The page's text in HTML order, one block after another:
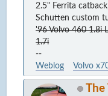
2.5" Ferrita
Schutten custom
'96 Volvo 460 1.8i
1.7i
--
Weblog
Volvo